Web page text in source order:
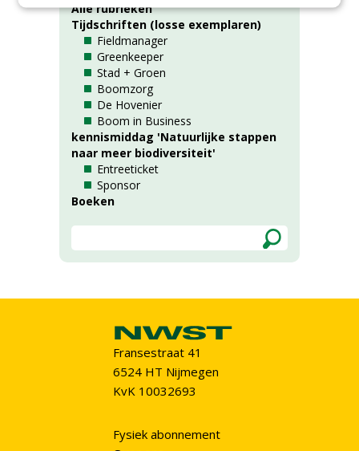
Alle rubrieken
Tijdschriften (losse exemplaren)
Fieldmanager
Greenkeeper
Stad + Groen
Boomzorg
De Hovenier
Boom in Business
kennismiddag 'Natuurlijke stappen
naar meer biodiversiteit'
Entreeticket
Sponsor
Boeken
Fransestraat 41
6524 HT Nijmegen
KvK 10032693
Fysiek abonnement